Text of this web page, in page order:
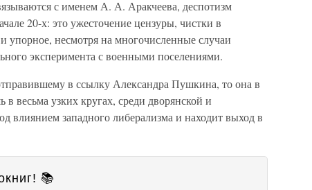
с именем А. А. Аракчеева, деспотизм
20-х: это ужесточение цензуры, чистки в
упорное, несмотря на многочисленные случаи
эксперимента с военными поселениями.
в ссылку Александра Пушкина, то она в
весьма узких кругах, среди дворянской и
влиянием западного либерализма и находит выход в
📚